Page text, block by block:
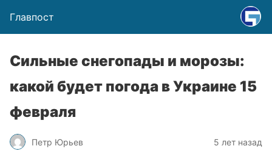
Главпост
Сильные снегопады и морозы:
какой будет погода в Украине 15
февраля
Петр Юрьев 5 лет назад